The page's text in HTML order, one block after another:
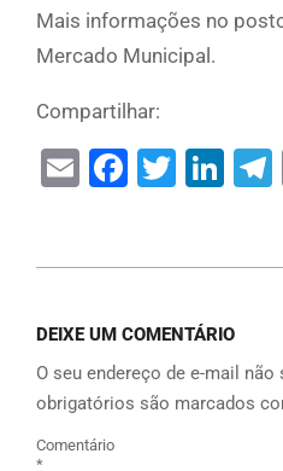
Mais informações no
Mercado Municipal.
Compartilhar:
Email
DEIXE UM COMENTÁRIO
O seu endereço de e-mail não
obrigatórios são marcados
Comentário
*